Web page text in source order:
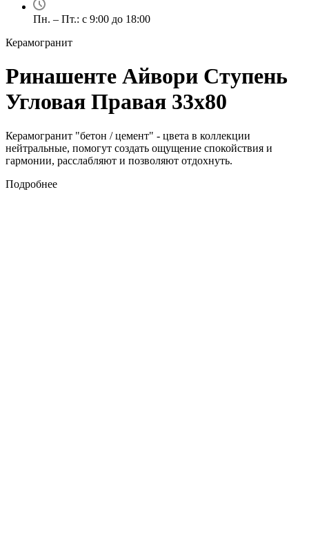
Пн. – Пт.: с 9:00 до 18:00
Керамогранит
Ринашенте Айвори Ступень
Угловая Правая 33х80
Керамогранит "бетон / цемент" - цвета в коллекции
нейтральные, помогут создать ощущение спокойствия и
гармонии, расслабляют и позволяют отдохнуть.
Подробнее